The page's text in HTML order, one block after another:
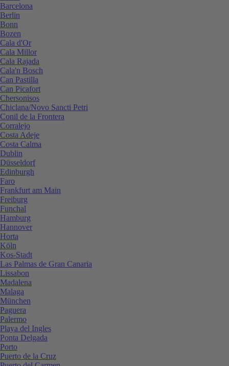
Barcelona
Berlin
Bonn
Bozen
Cala d'Or
Cala Millor
Cala Rajada
Cala'n Bosch
Can Pastilla
Can Picafort
Chersonisos
Chiclana/Novo Sancti Petri
Conil de la Frontera
Corralejo
Costa Adeje
Costa Calma
Dublin
Düsseldorf
Edinburgh
Faro
Frankfurt am Main
Freiburg
Funchal
Hamburg
Hannover
Horta
Köln
Kos-Stadt
Las Palmas de Gran Canaria
Lissabon
Madalena
Malaga
München
Paguera
Palermo
Playa del Ingles
Ponta Delgada
Porto
Puerto de la Cruz